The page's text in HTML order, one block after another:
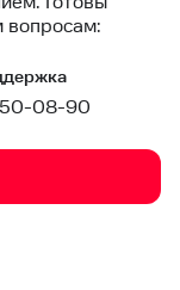
вопросам:
08-90